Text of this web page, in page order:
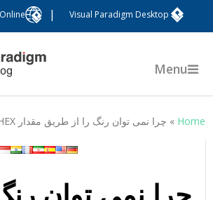
Visual Paradigm Desktop
Online
Menu
Home
» چرا نمی توان رنگ را از طریق مقدار HEX تنظیم کرد